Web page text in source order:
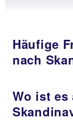
Häufige
nach
Wo ist es